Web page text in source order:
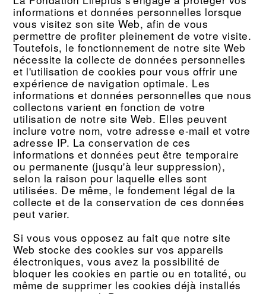
informations et données personnelles lorsque
vous visitez son site Web, afin de vous
permettre de profiter pleinement de votre visite.
Toutefois, le fonctionnement de notre site Web
nécessite la collecte de données personnelles
et l'utilisation de cookies pour vous offrir une
expérience de navigation optimale. Les
informations et données personnelles que nous
collectons varient en fonction de votre
utilisation de notre site Web. Elles peuvent
inclure votre nom, votre adresse e-mail et votre
adresse IP. La conservation de ces
informations et données peut être temporaire
ou permanente (jusqu'à leur suppression),
selon la raison pour laquelle elles sont
utilisées. De même, le fondement légal de la
collecte et de la conservation de ces données
peut varier.
Si vous vous opposez au fait que notre site
Web stocke des cookies sur vos appareils
électroniques, vous avez la possibilité de
bloquer les cookies en partie ou en totalité, ou
même de supprimer les cookies déjà installés